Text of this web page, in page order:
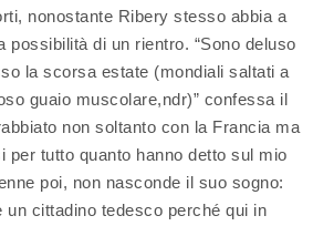
nonostante Ribery stesso abbia a
possibilità di un rientro. “Sono deluso
la scorsa estate (mondiali saltati a
guaio muscolare,ndr)” confessa il
non soltanto con la Francia ma
per tutto quanto hanno detto sul mio
poi, non nasconde il suo sogno:
un cittadino tedesco perché qui in